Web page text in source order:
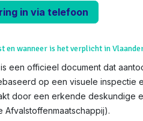
in via telefoon
en wanneer is het verplicht in
is een officieel document dat
op een visuele inspectie
door een erkende deskundige
Afvalstoffenmaatschappij).